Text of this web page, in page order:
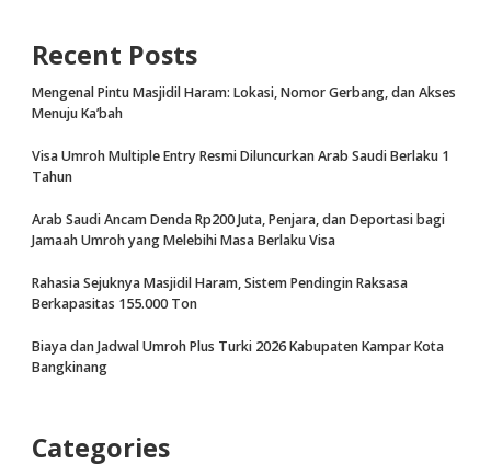
Recent Posts
Mengenal Pintu Masjidil Haram: Lokasi, Nomor Gerbang, dan Akses
Menuju Ka’bah
Visa Umroh Multiple Entry Resmi Diluncurkan Arab Saudi Berlaku 1
Tahun
Arab Saudi Ancam Denda Rp200 Juta, Penjara, dan Deportasi bagi
Jamaah Umroh yang Melebihi Masa Berlaku Visa
Rahasia Sejuknya Masjidil Haram, Sistem Pendingin Raksasa
Berkapasitas 155.000 Ton
Biaya dan Jadwal Umroh Plus Turki 2026 Kabupaten Kampar Kota
Bangkinang
Categories